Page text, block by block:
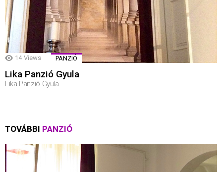
14 Views PANZIÓ
Lika Panzió Gyula
Lika Panzió Gyula
TOVÁBBI PANZIÓ